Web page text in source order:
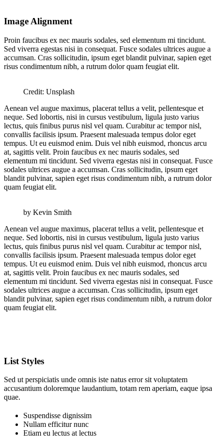
Image Alignment
Proin faucibus ex nec mauris sodales, sed elementum mi tincidunt.
Sed viverra egestas nisi in consequat. Fusce sodales ultrices augue a
accumsan. Cras sollicitudin, ipsum eget blandit pulvinar, sapien eget
risus condimentum nibh, a rutrum dolor quam feugiat elit.
Credit: Unsplash
Aenean vel augue maximus, placerat tellus a velit, pellentesque et
neque. Sed lobortis, nisi in cursus vestibulum, ligula justo varius
lectus, quis finibus purus nisl vel quam. Curabitur ac tempor nisl,
convallis facilisis ipsum. Praesent malesuada tempus dolor eget
tempus. Ut eu euismod enim. Duis vel nibh euismod, rhoncus arcu
at, sagittis velit. Proin faucibus ex nec mauris sodales, sed
elementum mi tincidunt. Sed viverra egestas nisi in consequat. Fusce
sodales ultrices augue a accumsan. Cras sollicitudin, ipsum eget
blandit pulvinar, sapien eget risus condimentum nibh, a rutrum dolor
quam feugiat elit.
by Kevin Smith
Aenean vel augue maximus, placerat tellus a velit, pellentesque et
neque. Sed lobortis, nisi in cursus vestibulum, ligula justo varius
lectus, quis finibus purus nisl vel quam. Curabitur ac tempor nisl,
convallis facilisis ipsum. Praesent malesuada tempus dolor eget
tempus. Ut eu euismod enim. Duis vel nibh euismod, rhoncus arcu
at, sagittis velit. Proin faucibus ex nec mauris sodales, sed
elementum mi tincidunt. Sed viverra egestas nisi in consequat. Fusce
sodales ultrices augue a accumsan. Cras sollicitudin, ipsum eget
blandit pulvinar, sapien eget risus condimentum nibh, a rutrum dolor
quam feugiat elit.
List Styles
Sed ut perspiciatis unde omnis iste natus error sit voluptatem
accusantium doloremque laudantium, totam rem aperiam, eaque ipsa
quae.
Suspendisse dignissim
Nullam efficitur nunc
Etiam eu lectus at lectus